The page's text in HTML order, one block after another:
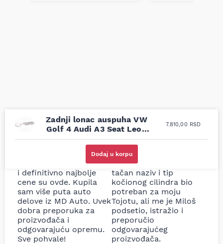
Zadnji lonac auspuha VW
Golf 4 Audi A3 Seat Leon
New Beetle 1.6i 1.9 SDI 96-
7.810,00 RSD
Dodaj u korpu
Uporedila sam sve
prodavnice auto delova
i definitivno najbolje
cene su ovde. Kupila
sam više puta auto
delove iz MD Auto. Uvek
dobra preporuka za
proizvođača i
odgovarajuću opremu.
Sve pohvale!
Odlična usluga i
ljubazni prodavci.
Nisam bio siguran koji je
tačan naziv i tip
kočionog cilindra bio
potreban za moju
Tojotu, ali me je Miloš
podsetio, istražio i
preporučio
odgovarajućeg
proizvođača.